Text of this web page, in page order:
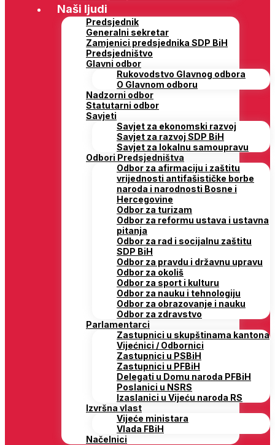
Naši ljudi
Predsjednik
Generalni sekretar
Zamjenici predsjednika SDP BiH
Predsjedništvo
Glavni odbor
Rukovodstvo Glavnog odbora
O Glavnom odboru
Nadzorni odbor
Statutarni odbor
Savjeti
Savjet za ekonomski razvoj
Savjet za razvoj SDP BiH
Savjet za lokalnu samoupravu
Odbori Predsjedništva
Odbor za afirmaciju i zaštitu
vrijednosti antifašističke borbe
naroda i narodnosti Bosne i
Hercegovine
Odbor za turizam
Odbor za reformu ustava i ustavna
pitanja
Odbor za rad i socijalnu zaštitu
SDP BiH
Odbor za pravdu i državnu upravu
Odbor za okoliš
Odbor za sport i kulturu
Odbor za nauku i tehnologiju
Odbor za obrazovanje i nauku
Odbor za zdravstvo
Parlamentarci
Zastupnici u skupštinama kantona
Vijećnici / Odbornici
Zastupnici u PSBiH
Zastupnici u PFBiH
Delegati u Domu naroda PFBiH
Poslanici u NSRS
Izaslanici u Vijeću naroda RS
Izvršna vlast
Vijeće ministara
Vlada FBiH
Načelnici